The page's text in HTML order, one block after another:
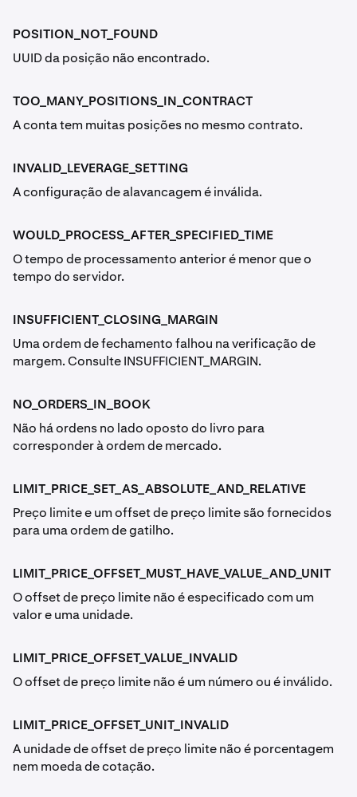
POSITION_NOT_FOUND
UUID da posição não encontrado.
TOO_MANY_POSITIONS_IN_CONTRACT
A conta tem muitas posições no mesmo contrato.
INVALID_LEVERAGE_SETTING
A configuração de alavancagem é inválida.
WOULD_PROCESS_AFTER_SPECIFIED_TIME
O tempo de processamento anterior é menor que o
tempo do servidor.
INSUFFICIENT_CLOSING_MARGIN
Uma ordem de fechamento falhou na verificação de
margem. Consulte INSUFFICIENT_MARGIN.
NO_ORDERS_IN_BOOK
Não há ordens no lado oposto do livro para
corresponder à ordem de mercado.
LIMIT_PRICE_SET_AS_ABSOLUTE_AND_RELATIVE
Preço limite e um offset de preço limite são fornecidos
para uma ordem de gatilho.
LIMIT_PRICE_OFFSET_MUST_HAVE_VALUE_AND_UNIT
O offset de preço limite não é especificado com um
valor e uma unidade.
LIMIT_PRICE_OFFSET_VALUE_INVALID
O offset de preço limite não é um número ou é inválido.
LIMIT_PRICE_OFFSET_UNIT_INVALID
A unidade de offset de preço limite não é porcentagem
nem moeda de cotação.